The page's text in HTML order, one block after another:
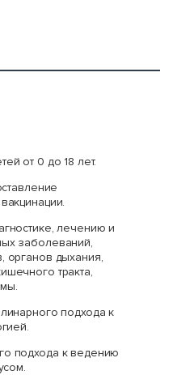
от 0 до 18 лет.
лечению и
заболеваний,
органов дыхания,
тракта,
подхода к
подхода к ведению